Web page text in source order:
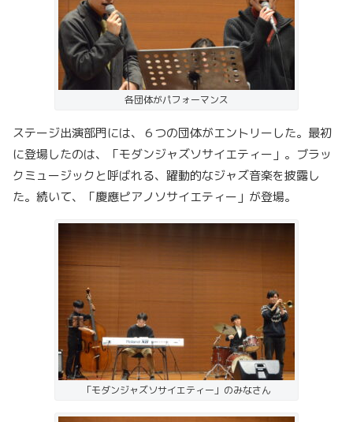
各団体がパフォーマンス
ステージ出演部門には、６つの団体がエントリーした。最初
に登場したのは、「モダンジャズソサイエティー」。ブラッ
クミュージックと呼ばれる、躍動的なジャズ音楽を披露し
た。続いて、「慶應ピアノソサイエティー」が登場。
「モダンジャズソサイエティー」のみなさん